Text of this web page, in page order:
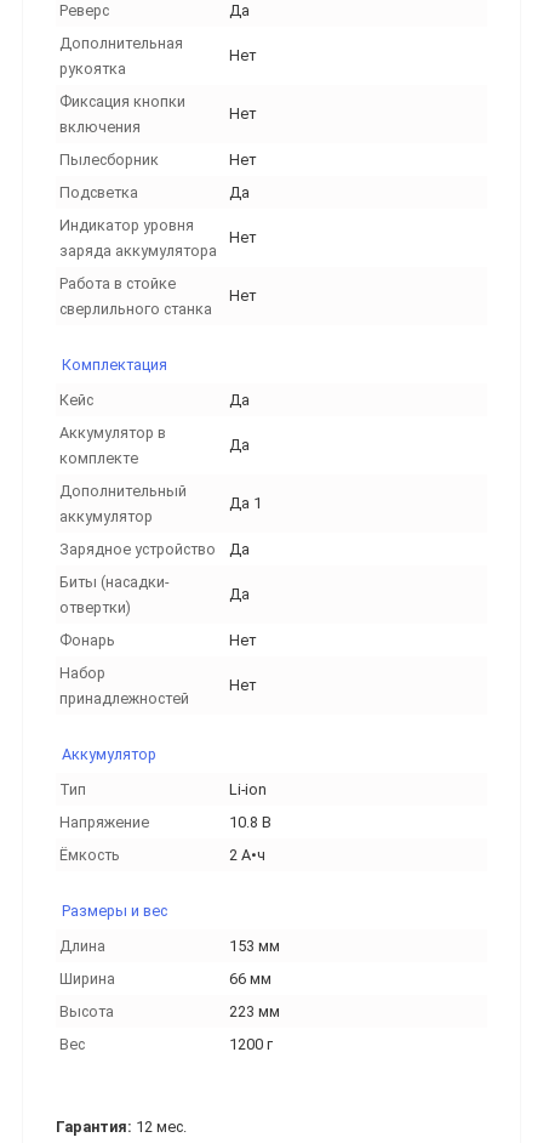
Реверс
Да
Дополнительная
рукоятка
Нет
Фиксация кнопки
включения
Нет
Пылесборник
Нет
Подсветка
Да
Индикатор уровня
заряда аккумулятора
Нет
Работа в стойке
сверлильного станка
Нет
Комплектация
Кейс
Да
Аккумулятор в
комплекте
Да
Дополнительный
аккумулятор
Да 1
Зарядное устройство
Да
Биты (насадки-
отвертки)
Да
Фонарь
Нет
Набор
принадлежностей
Нет
Аккумулятор
Тип
Li-ion
Напряжение
10.8 В
Ёмкость
2 А•ч
Размеры и вес
Длина
153 мм
Ширина
66 мм
Высота
223 мм
Вес
1200 г
Гарантия: 12 мес.